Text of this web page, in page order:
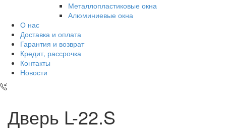
Металлопластиковые окна
Алюминиевые окна
О нас
Доставка и оплата
Гарантия и возврат
Кредит, рассрочка
Контакты
Новости
Дверь L-22.S